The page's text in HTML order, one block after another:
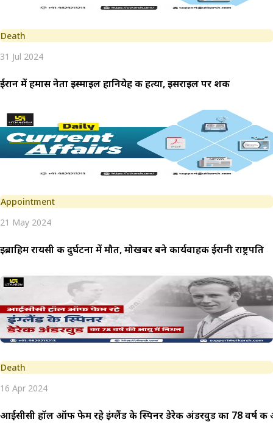
Death
31 Jul 2024
ईरान में हमास नेता इस्माइल हानियेह की हत्या, इसराइल पर शक
Appointment
21 May 2024
इब्राहिम रायसी की दुर्घटना में मौत, मोखबर बने कार्यवाहक ईरानी राष्ट्रपति
Death
16 Apr 2024
आईसीसी हॉल ऑफ फेम रहे इंग्लैंड के स्पिनर डेरेक अंडरवुड का 78 वर्ष